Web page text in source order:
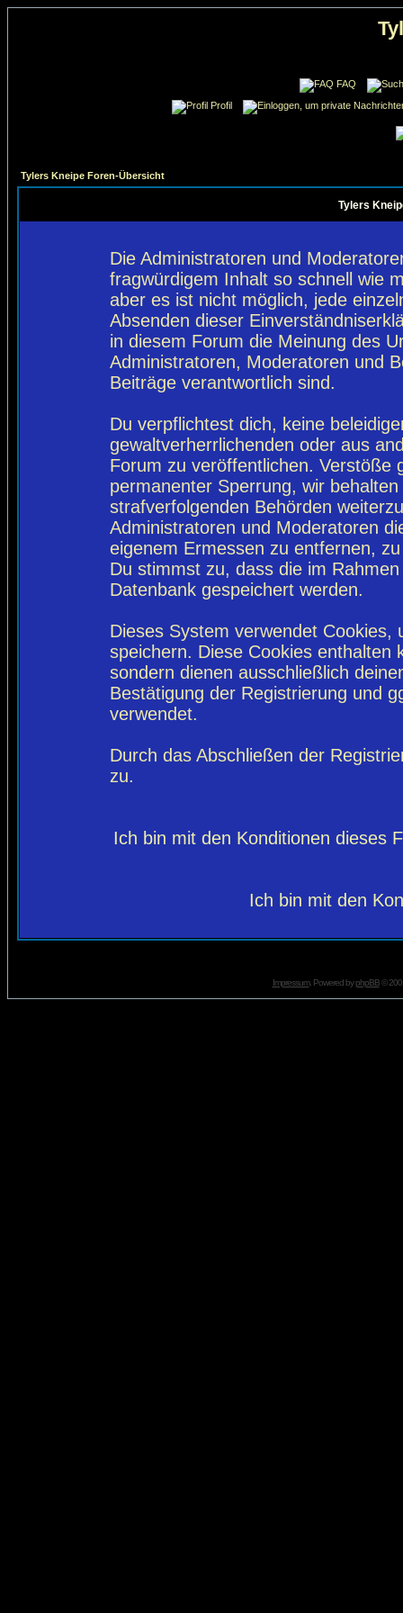
FAQ
Profil
Tylers Kneipe Foren-Übersicht
Tylers
Die Administratoren und
fragwürdigem Inhalt so schnell wie
aber es ist nicht möglich, jede
Absenden dieser
in diesem Forum die Meinung des
Administratoren, Moderatoren und
Beiträge verantwortlich sind.
Du verpflichtest dich, keine
gewaltverherrlichenden oder aus
Forum zu veröffentlichen. Verstöße
permanenter Sperrung, wir
strafverfolgenden Behörden
Administratoren und Moderatoren
eigenem Ermessen zu entfernen,
Du stimmst zu, dass die im
Datenbank gespeichert werden.
Dieses System verwendet
speichern. Diese Cookies enthalten
sondern dienen ausschließlich
Bestätigung der Registrierung und
verwendet.
Durch das Abschließen der
zu.
Ich bin mit den Konditionen dieses
Ich bin mit den
Impressum. Powered byphpBB©